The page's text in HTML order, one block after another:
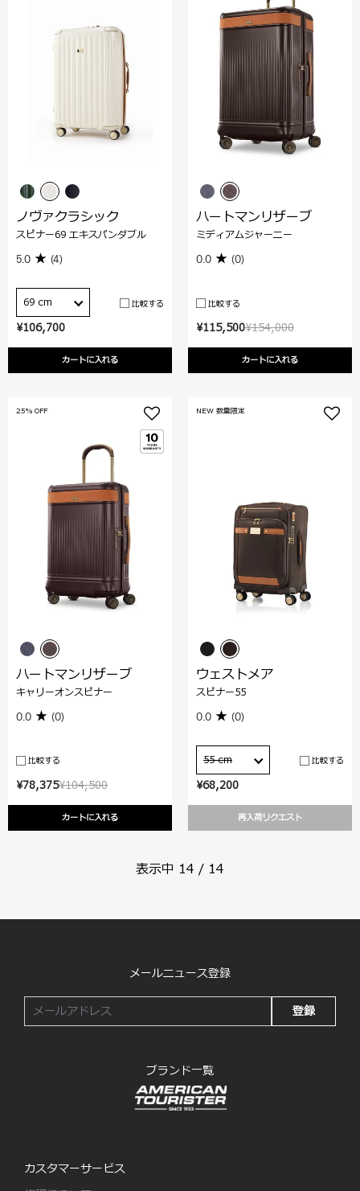
¥106,700
カートに入れる
ノヴァクラシック
スピナー69 エキスパンダブル
5.0 (4)
69 cm 比較する
¥154,000
¥115,500
カートに入れる
ハートマンリザーブ
ミディアムジャーニー
0.0 (0)
比較する
¥104,500
¥78,375
カートに入れる
25% OFF
ハートマンリザーブ
キャリーオンスピナー
0.0 (0)
比較する
¥68,200
再入荷リクエスト
NEW 数量限定
ウェストメア
スピナー55
0.0 (0)
55 cm 比較する
表示中 14 / 14
メールニュース登録
登録
ブランド一覧
カスタマーサービス